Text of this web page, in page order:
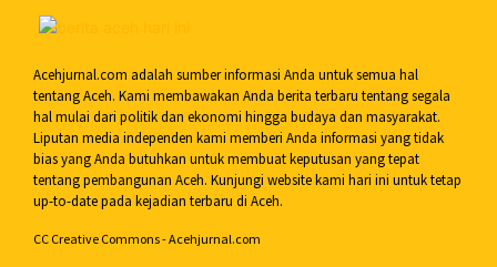
Acehjurnal.com adalah sumber informasi Anda untuk semua hal
tentang Aceh. Kami membawakan Anda berita terbaru tentang segala
hal mulai dari politik dan ekonomi hingga budaya dan masyarakat.
Liputan media independen kami memberi Anda informasi yang tidak
bias yang Anda butuhkan untuk membuat keputusan yang tepat
tentang pembangunan Aceh. Kunjungi website kami hari ini untuk tetap
up-to-date pada kejadian terbaru di Aceh.
CC Creative Commons - Acehjurnal.com